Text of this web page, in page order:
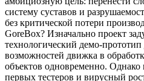
систему суставов и
без критической потери
GoreBox? Изначально проект
технологический демо-прототип
возможностей движка в
объектов одновременно. Однако
первых тестеров и вирусный